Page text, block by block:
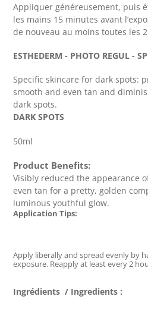
Appliquer généreusement, puis
les mains 15 minutes avant
de nouveau au moins toutes les
ESTHEDERM - PHOTO REGUL -
Specific skincare for dark spots:
smooth and even tan and
dark spots.
DARK SPOTS
50ml
Product Benefits:
Visibly reduced the appearance
even tan for a pretty, golden
luminous youthful glow.
Application Tips:
Apply liberally and spread evenly by
exposure. Reapply at least every 2
Ingrédients / Ingredients :